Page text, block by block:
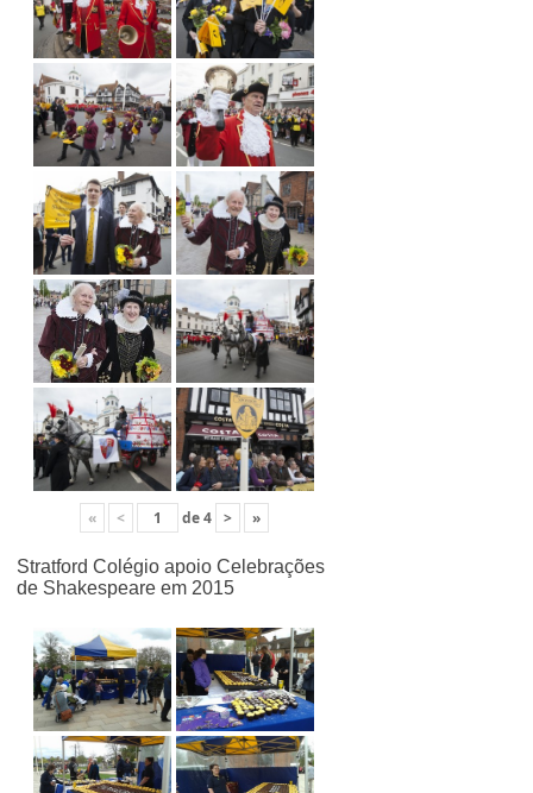
« < de4 > »
Stratford Colégio apoio Celebrações
de Shakespeare em 2015